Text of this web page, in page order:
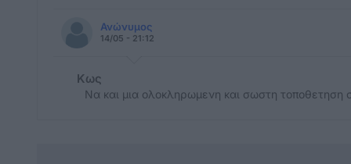
Ανώνυμος
14/05 - 21:12
Κως
Να και μια ολοκληρωμενη και σωστη τοποθετηση